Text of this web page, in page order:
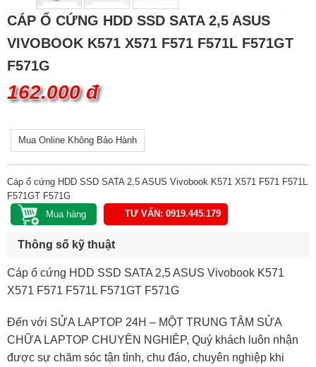
CÁP Ổ CỨNG HDD SSD SATA 2,5 ASUS
VIVOBOOK K571 X571 F571 F571L F571GT
F571G
162.000 đ
Mua Online Không Bảo Hành
Cáp ổ cứng HDD SSD SATA 2,5 ASUS Vivobook K571 X571 F571 F571L
F571GT F571G
TƯ VẤN: 0919.445.179
Thông số kỹ thuật
Cáp ổ cứng HDD SSD SATA 2,5 ASUS Vivobook K571
X571 F571 F571L F571GT F571G
Đến với SỬA LAPTOP 24H – MỘT TRUNG TÂM SỬA
CHỮA LAPTOP CHUYÊN NGHIÊP, Quý khách luôn nhận
được sự chăm sóc tận tình, chu đáo, chuyên nghiệp khi